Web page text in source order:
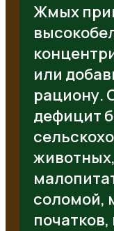
Жмых
или
рациону.
дефицит
соломой,